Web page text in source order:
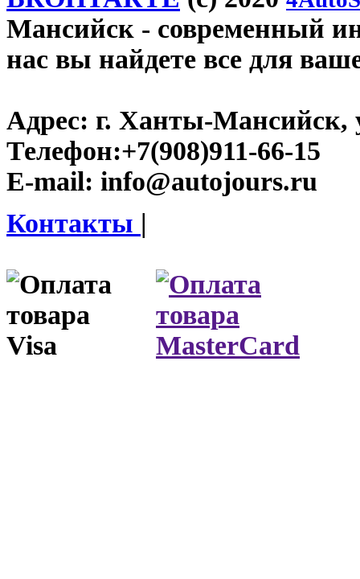
Мансийск - современный
нас вы найдете все для
Адрес: г. Ханты-Мансийск,
Телефон:+7(908)911-66-15
E-mail: info@autojours.ru
Контакты |